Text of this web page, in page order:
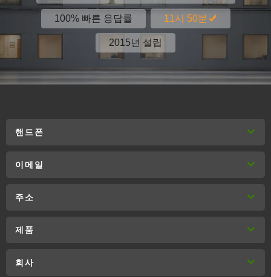
100% 빠른 응답률 11시 50분
2015년 설립
핸드폰
이메일
주소
제품
회사